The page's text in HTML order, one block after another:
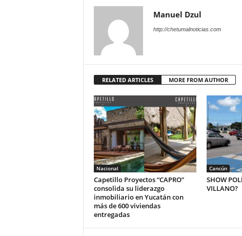
Manuel Dzul
http://chetumalnoticias.com
RELATED ARTICLES MORE FROM AUTHOR
Nacional
Capetillo Proyectos “CAPRO”
consolida su liderazgo
inmobiliario en Yucatán con
más de 600 viviendas
entregadas
Cancún
SHOW
VILLANO?